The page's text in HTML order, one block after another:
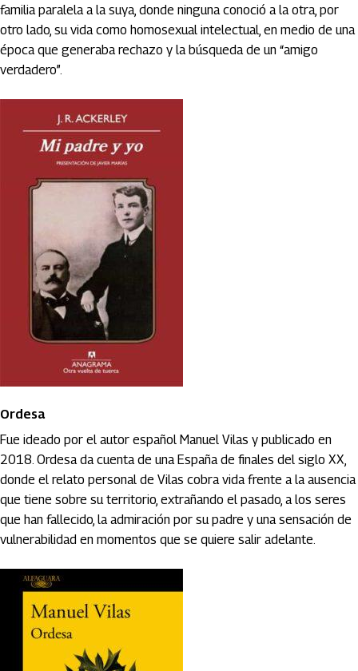
familia paralela a la suya, donde ninguna conoció a la otra, por
otro lado, su vida como homosexual intelectual, en medio de una
época que generaba rechazo y la búsqueda de un “amigo
verdadero”.
Ordesa
Fue ideado por el autor español Manuel Vilas y publicado en
2018. Ordesa da cuenta de una España de finales del siglo XX,
donde el relato personal de Vilas cobra vida frente a la ausencia
que tiene sobre su territorio, extrañando el pasado, a los seres
que han fallecido, la admiración por su padre y una sensación de
vulnerabilidad en momentos que se quiere salir adelante.